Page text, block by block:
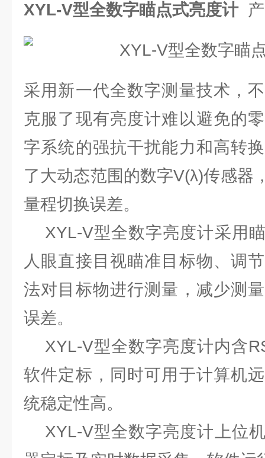
XYL-V型全数字瞄点式亮度计
采用新一代全数字测量技术，
克服了现有亮度计难以避免的
字系统的强抗干扰能力和高转
了大动态范围的数字V(λ)传感器
量程切换误差。
XYL-V型全数字亮度计采用
人眼直接目视瞄准目标物、调
法对目标物进行测量，减少测
误差。
XYL-V型全数字亮度计内含
软件定标，同时可用于计算机
统稳定性高。
XYL-V型全数字亮度计上位